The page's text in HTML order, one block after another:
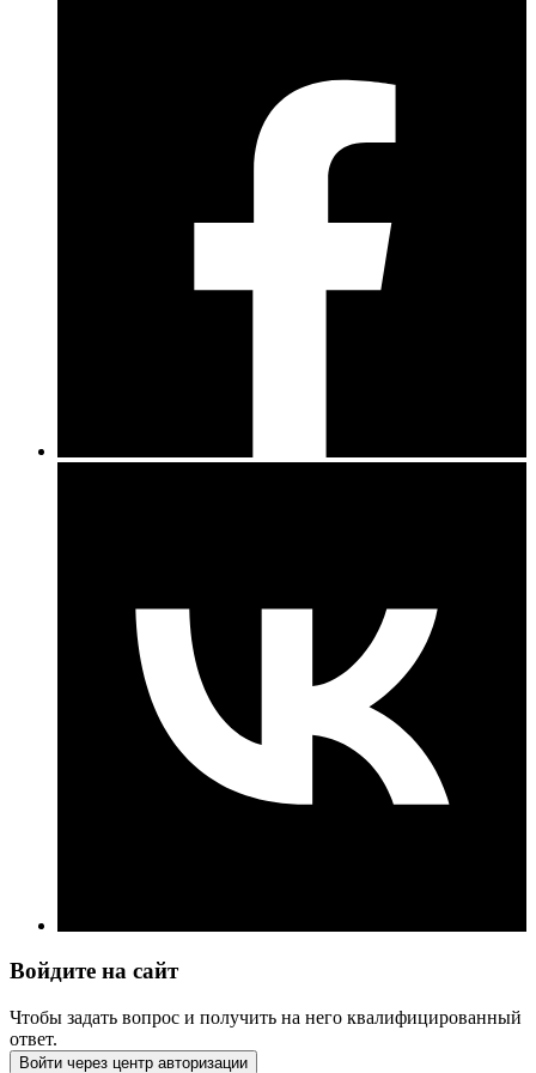
Войдите на сайт
Чтобы задать вопрос и получить на него квалифицированный
ответ.
Войти через центр авторизации